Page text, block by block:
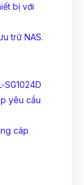
bị với
trữ NAS.
yêu cầu
cáp